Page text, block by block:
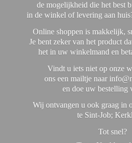
de mogelijkheid die het best
in de winkel of levering aan
Online shoppen is makkelijk,
Je bent zeker van het product
het in uw winkelmand en
Vindt u iets niet op onze
ons een mailtje naar
en doe uw bestelling
Wij ontvangen u ook graag in
te Sint-Job;
Tot snel?